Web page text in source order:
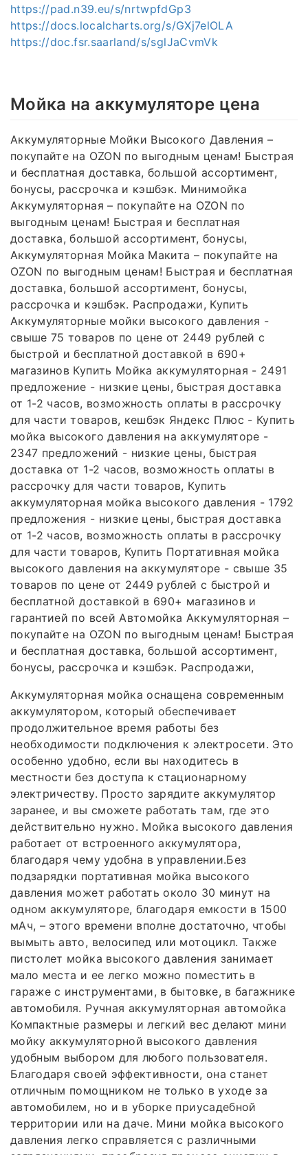
https://pad.n39.eu/s/nrtwpfdGp3
https://docs.localcharts.org/s/GXj7elOLA
https://doc.fsr.saarland/s/sglJaCvmVk
Мойка на аккумуляторе цена
Аккумуляторные Мойки Высокого Давления –
покупайте на OZON по выгодным ценам! Быстрая
и бесплатная доставка, большой ассортимент,
бонусы, рассрочка и кэшбэк. Минимойка
Аккумуляторная – покупайте на OZON по
выгодным ценам! Быстрая и бесплатная
доставка, большой ассортимент, бонусы,
Аккумуляторная Мойка Макита – покупайте на
OZON по выгодным ценам! Быстрая и бесплатная
доставка, большой ассортимент, бонусы,
рассрочка и кэшбэк. Распродажи, Купить
Аккумуляторные мойки высокого давления -
свыше 75 товаров по цене от 2449 рублей с
быстрой и бесплатной доставкой в 690+
магазинов Купить Мойка аккумуляторная - 2491
предложение - низкие цены, быстрая доставка
от 1-2 часов, возможность оплаты в рассрочку
для части товаров, кешбэк Яндекс Плюс - Купить
мойка высокого давления на аккумуляторе -
2347 предложений - низкие цены, быстрая
доставка от 1-2 часов, возможность оплаты в
рассрочку для части товаров, Купить
аккумуляторная мойка высокого давления - 1792
предложения - низкие цены, быстрая доставка
от 1-2 часов, возможность оплаты в рассрочку
для части товаров, Купить Портативная мойка
высокого давления на аккумуляторе - свыше 35
товаров по цене от 2449 рублей с быстрой и
бесплатной доставкой в 690+ магазинов и
гарантией по всей Автомойка Аккумуляторная –
покупайте на OZON по выгодным ценам! Быстрая
и бесплатная доставка, большой ассортимент,
бонусы, рассрочка и кэшбэк. Распродажи,
Аккумуляторная мойка оснащена современным
аккумулятором, который обеспечивает
продолжительное время работы без
необходимости подключения к электросети. Это
особенно удобно, если вы находитесь в
местности без доступа к стационарному
электричеству. Просто зарядите аккумулятор
заранее, и вы сможете работать там, где это
действительно нужно. Мойка высокого давления
работает от встроенного аккумулятора,
благодаря чему удобна в управлении.Без
подзарядки портативная мойка высокого
давления может работать около 30 минут на
одном аккумуляторе, благодаря емкости в 1500
мАч, – этого времени вполне достаточно, чтобы
вымыть авто, велосипед или мотоцикл. Также
пистолет мойка высокого давления занимает
мало места и ее легко можно поместить в
гараже с инструментами, в бытовке, в багажнике
автомобиля. Ручная аккумуляторная автомойка
Компактные размеры и легкий вес делают мини
мойку аккумуляторной высокого давления
удобным выбором для любого пользователя.
Благодаря своей эффективности, она станет
отличным помощником не только в уходе за
автомобилем, но и в уборке приусадебной
территории или на даче. Мини мойка высокого
давления легко справляется с различными